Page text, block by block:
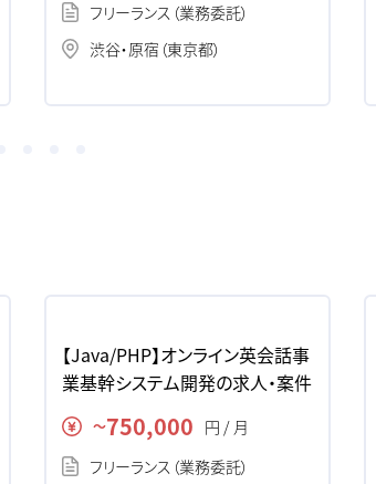
フリーランス（業務委託）
渋谷・原宿（東京都）
【Java/PHP】オンライン英会話事
業基幹システム開発の求人・案件
〜750,000 円 / 月
フリーランス（業務委託）